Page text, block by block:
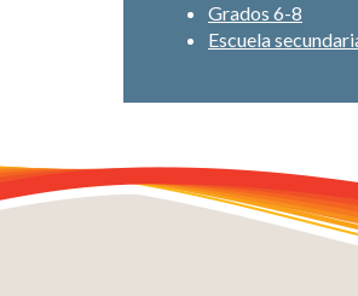
Grados 6-8
Escuela